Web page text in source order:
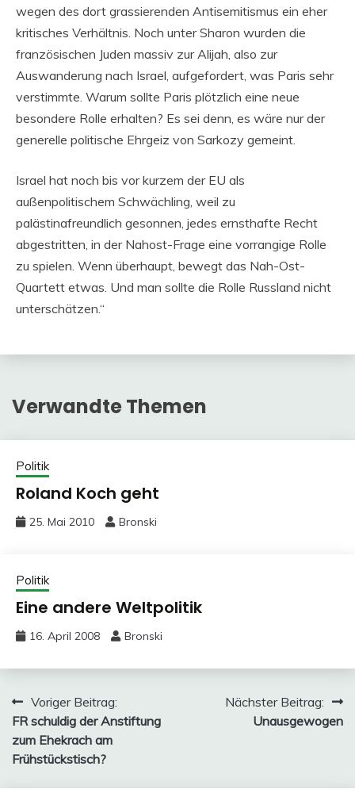
wegen des dort grassierenden Antisemitismus ein eher
kritisches Verhältnis. Noch unter Sharon wurden die
französischen Juden massiv zur Alijah, also zur
Auswanderung nach Israel, aufgefordert, was Paris sehr
verstimmte. Warum sollte Paris plötzlich eine neue
besondere Rolle erhalten? Es sei denn, es wäre nur der
generelle politische Ehrgeiz von Sarkozy gemeint.
Israel hat noch bis vor kurzem der EU als
außenpolitischem Schwächling, weil zu
palästinafreundlich gesonnen, jedes ernsthafte Recht
abgestritten, in der Nahost-Frage eine vorrangige Rolle
zu spielen. Wenn überhaupt, bewegt das Nah-Ost-
Quartett etwas. Und man sollte die Rolle Russland nicht
unterschätzen.“
Verwandte Themen
Politik
Roland Koch geht
25. Mai 2010 Bronski
Politik
Eine andere Weltpolitik
16. April 2008 Bronski
Beitragsnavigation
Voriger Beitrag:
FR schuldig der Anstiftung
zum Ehekrach am
Frühstückstisch?
Nächster Beitrag:
Unausgewogen